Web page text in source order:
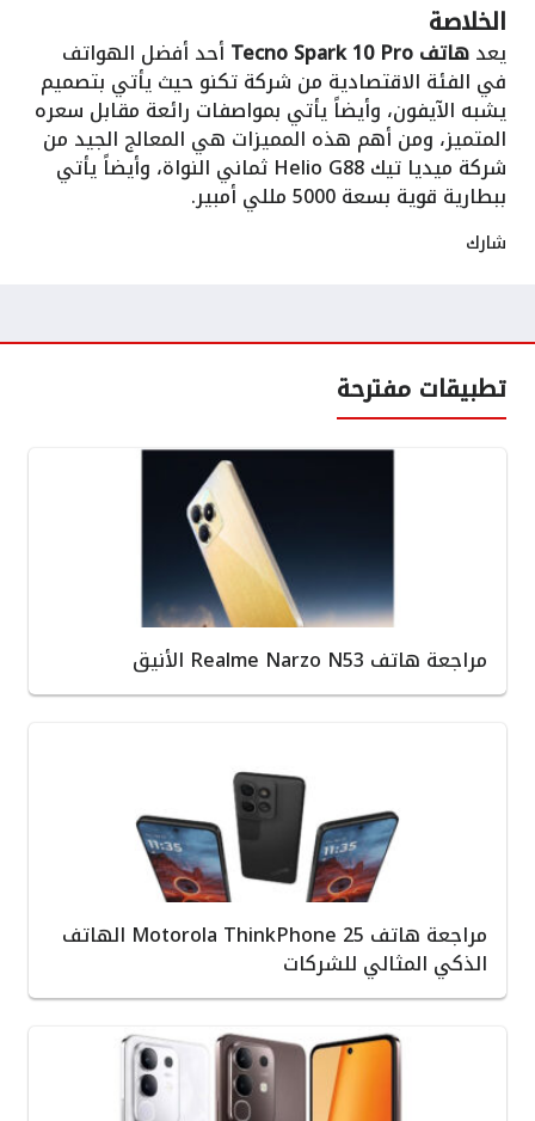
الخلاصة
يعدهاتف Tecno Spark 10 Pro أحد أفضل الهواتف
في الفئة الاقتصادية من شركة تكنو حيث يأتي بتصميم
يشبه الآيفون، وأيضاً يأتي بمواصفات رائعة مقابل سعره
المتميز، ومن أهم هذه المميزات هي المعالج الجيد من
شركة ميديا تيك Helio G88 ثماني النواة، وأيضاً يأتي
ببطارية قوية بسعة 5000 مللي أمبير.
شارك
تطبيقات مفترحة
مراجعة هاتف Realme Narzo N53 الأنيق
مراجعة هاتف Motorola ThinkPhone 25 الهاتف
الذكي المثالي للشركات